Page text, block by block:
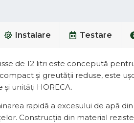
Instalare Testare
de 12 litri este concepută
și greutății reduse, este
unități HORECA.
rapidă a excesului de apă
Construcția din material